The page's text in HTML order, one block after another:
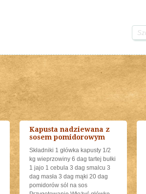
Kapusta nadziewana z
sosem pomidorowym
Składniki 1 główka kapusty 1/2
kg wieprzowiny 6 dag tartej bułki
1 jajo 1 cebula 3 dag smalcu 3
dag masła 3 dag mąki 20 dag
pomidorów sól na sos